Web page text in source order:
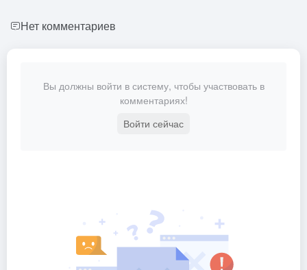
Нет комментариев
Вы должны войти в систему, чтобы участвовать в
комментариях!
Войти сейчас